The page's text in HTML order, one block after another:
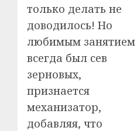
только делать не
доводилось! Но
любимым занятием
всегда был сев
зерновых,
признается
механизатор,
добавляя, что